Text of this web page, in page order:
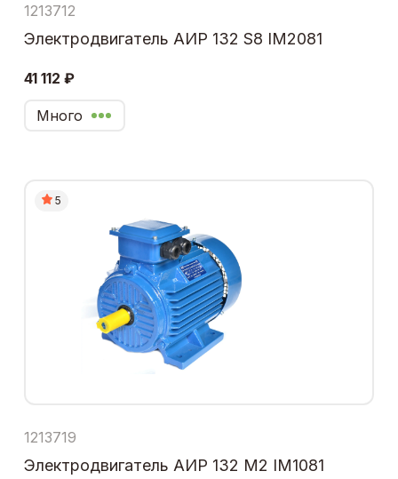
1213712
Электродвигатель АИР 132 S8 IM2081
41 112 ₽
Много
5
1213719
Электродвигатель АИР 132 М2 IM1081